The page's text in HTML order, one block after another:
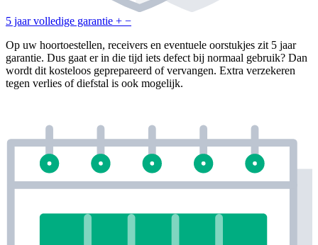
5 jaar volledige garantie + −
Op uw hoortoestellen, receivers en eventuele oorstukjes zit 5 jaar
garantie. Dus gaat er in die tijd iets defect bij normaal gebruik? Dan
wordt dit kosteloos geprepareerd of vervangen. Extra verzekeren
tegen verlies of diefstal is ook mogelijk.